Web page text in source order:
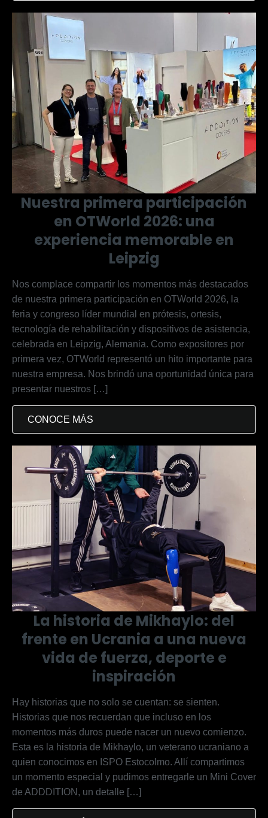
Nuestra primera participación
en OTWorld 2026: una
experiencia memorable en
Leipzig
Nos complace compartir los momentos más destacados
de nuestra primera participación en OTWorld 2026, la
feria y congreso líder mundial en prótesis, ortesis,
tecnología de rehabilitación y dispositivos de asistencia,
celebrada en Leipzig, Alemania. Como expositores por
primera vez, OTWorld representó un hito importante para
nuestra empresa. Nos brindó una oportunidad única para
presentar nuestros […]
CONOCE MÁS
La historia de Mikhaylo: del
frente en Ucrania a una nueva
vida de fuerza, deporte e
inspiración
Hay historias que no solo se cuentan: se sienten.
Historias que nos recuerdan que incluso en los
momentos más duros puede nacer un nuevo comienzo.
Esta es la historia de Mikhaylo, un veterano ucraniano a
quien conocimos en ISPO Estocolmo. Allí compartimos
un momento especial y pudimos entregarle un Mini Cover
de ADDDITION, un detalle […]